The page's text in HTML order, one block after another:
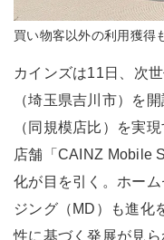
買い物客以外の利用獲得
カインズは11日、次
（埼玉県吉川市）を
（同規模店比）を実
店舗「CAINZ Mobile
化が目を引く。ホー
ジング（MD）も進化
性に基づく発展が見ら